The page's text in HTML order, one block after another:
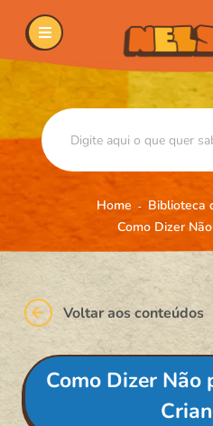
Home
Biblioteca
Como Dizer
Voltar aos conteúdos
Como Dizer Não